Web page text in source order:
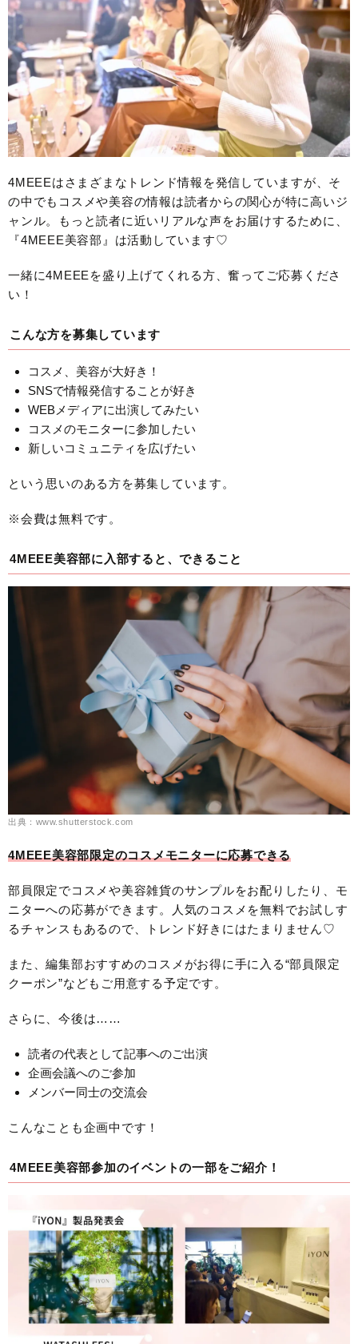
4MEEEはさまざまなトレンド情報を発信していますが、そ
の中でもコスメや美容の情報は読者からの関心が特に高いジ
ャンル。もっと読者に近いリアルな声をお届けするために、
『4MEEE美容部』は活動しています♡
一緒に4MEEEを盛り上げてくれる方、奮ってご応募くださ
い！
こんな方を募集しています
コスメ、美容が大好き！
SNSで情報発信することが好き
WEBメディアに出演してみたい
コスメのモニターに参加したい
新しいコミュニティを広げたい
という思いのある方を募集しています。
※会費は無料です。
4MEEE美容部に入部すると、できること
出典：www.shutterstock.com
4MEEE美容部限定のコスメモニターに応募できる
部員限定でコスメや美容雑貨のサンプルをお配りしたり、モ
ニターへの応募ができます。人気のコスメを無料でお試しす
るチャンスもあるので、トレンド好きにはたまりません♡
また、編集部おすすめのコスメがお得に手に入る“部員限定
クーポン”などもご用意する予定です。
さらに、今後は……
読者の代表として記事へのご出演
企画会議へのご参加
メンバー同士の交流会
こんなことも企画中です！
4MEEE美容部参加のイベントの一部をご紹介！